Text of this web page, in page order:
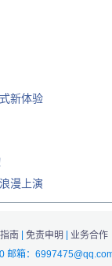
新体验
漫上演
南 | 免责申明 | 业务合作
邮箱：